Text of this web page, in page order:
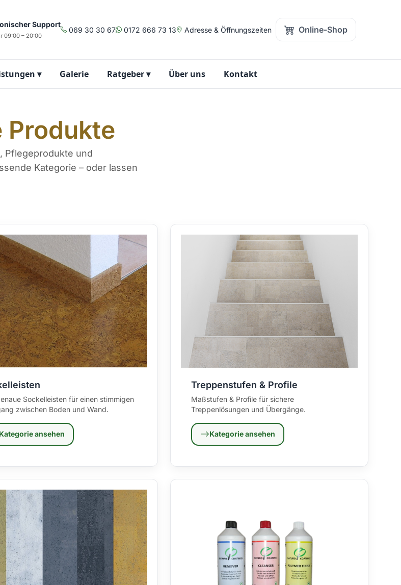
Support
09:00 – 20:00
069 30 30 67 0172 666 73 13 Adresse & Öffnungszeiten Online-Shop
▾ Galerie Ratgeber▾ Über uns Kontakt
Produkte
Pflegeprodukte und
Kategorie – oder lassen
Sockelleisten für einen stimmigen
zwischen Boden und Wand.
Kategorie ansehen
Treppenstufen & Profile
Maßstufen & Profile für sichere
Treppenlösungen und Übergänge.
Kategorie ansehen